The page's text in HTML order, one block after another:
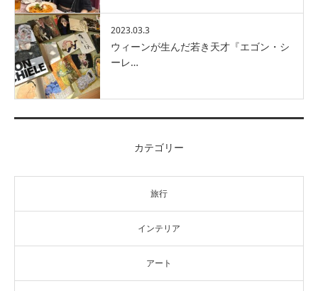
2023.03.3
ウィーンが生んだ若き天才『エゴン・シ
ーレ…
カテゴリー
旅行
インテリア
アート